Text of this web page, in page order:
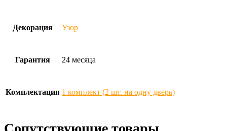
Декорация Узор
Гарантия 24 месяца
Комплектация 1 комплект (2 шт. на одну дверь)